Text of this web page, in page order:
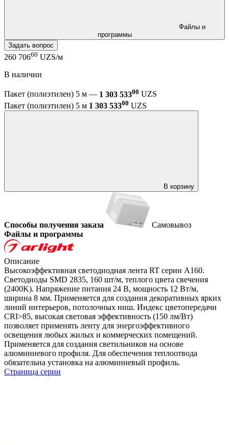
программы
Задать вопрос
260 70660 UZS/м
В наличии
Пакет (полиэтилен) 5 м — 1 303 53300 UZS
Пакет (полиэтилен) 5 м 1 303 53300 UZS
В корзину
Способы получения заказа
Самовывоз
Файлы и программы
Описание
Высокоэффективная светодиодная лента RT серии A160.
Светодиоды SMD 2835, 160 шт/м, теплого цвета свечения
(2400K). Напряжение питания 24 В, мощность 12 Вт/м,
ширина 8 мм. Применяется для создания декоративных ярких
линий интерьеров, потолочных ниш. Индекс цветопередачи
CRI>85, высокая световая эффективность (150 лм/Вт)
позволяет применять ленту для энергоэффективного
освещения любых жилых и коммерческих помещений.
Применяется для создания светильников на основе
алюминиевого профиля. Для обеспечения теплоотвода
обязательна установка на алюминиевый профиль.
Страница серии